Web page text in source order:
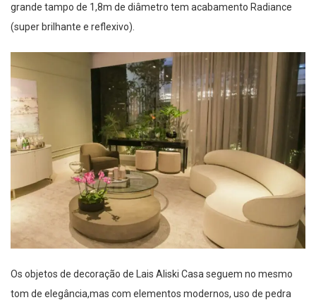
grande tampo de 1,8m de diâmetro tem acabamento Radiance
(super brilhante e reflexivo).
Os objetos de decoração de Lais Aliski Casa seguem no mesmo
tom de elegância,mas com elementos modernos, uso de pedra